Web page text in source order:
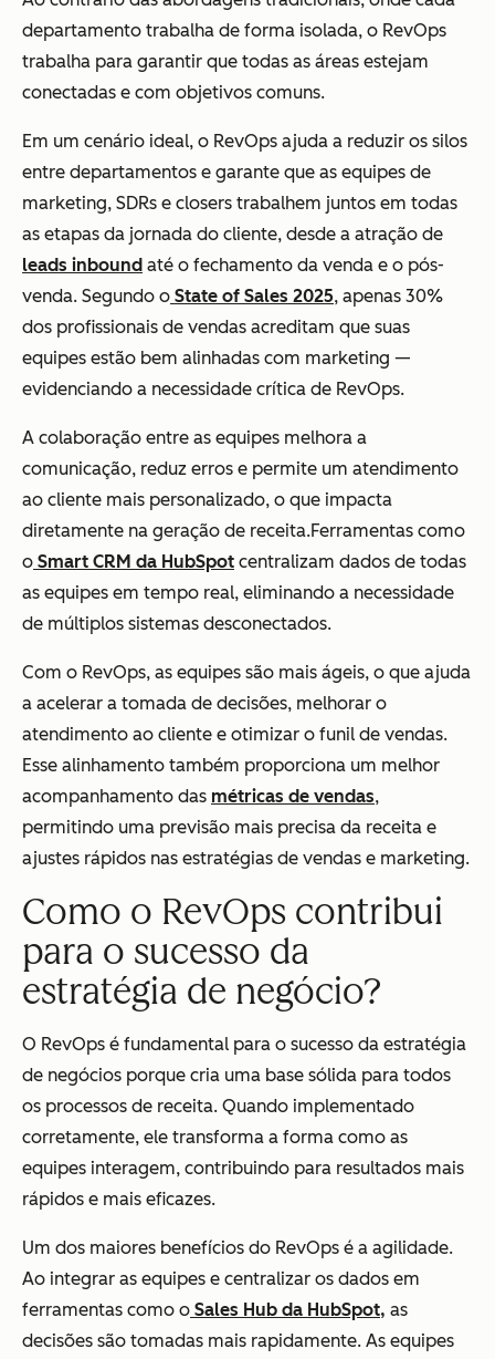
departamento trabalha de forma isolada, o RevOps
trabalha para garantir que todas as áreas estejam
conectadas e com objetivos comuns.
Em um cenário ideal, o RevOps ajuda a reduzir os silos
entre departamentos e garante que as equipes de
marketing, SDRs e closers trabalhem juntos em todas
as etapas da jornada do cliente, desde a atração de
leads inbound até o fechamento da venda e o pós-
venda. Segundo o State of Sales 2025, apenas 30%
dos profissionais de vendas acreditam que suas
equipes estão bem alinhadas com marketing —
evidenciando a necessidade crítica de RevOps.
A colaboração entre as equipes melhora a
comunicação, reduz erros e permite um atendimento
ao cliente mais personalizado, o que impacta
diretamente na geração de receita.Ferramentas como
o Smart CRM da HubSpot centralizam dados de todas
as equipes em tempo real, eliminando a necessidade
de múltiplos sistemas desconectados.
Com o RevOps, as equipes são mais ágeis, o que ajuda
a acelerar a tomada de decisões, melhorar o
atendimento ao cliente e otimizar o funil de vendas.
Esse alinhamento também proporciona um melhor
acompanhamento das métricas de vendas,
permitindo uma previsão mais precisa da receita e
ajustes rápidos nas estratégias de vendas e marketing.
Como o RevOps contribui
para o sucesso da
estratégia de negócio?
O RevOps é fundamental para o sucesso da estratégia
de negócios porque cria uma base sólida para todos
os processos de receita. Quando implementado
corretamente, ele transforma a forma como as
equipes interagem, contribuindo para resultados mais
rápidos e mais eficazes.
Um dos maiores benefícios do RevOps é a agilidade.
Ao integrar as equipes e centralizar os dados em
ferramentas como o Sales Hub da HubSpot, as
decisões são tomadas mais rapidamente. As equipes